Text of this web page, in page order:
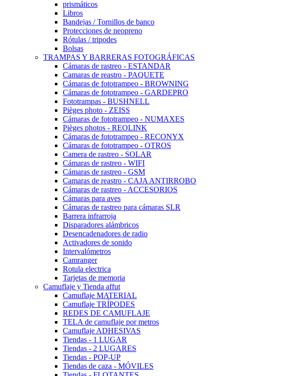
prismáticos
Libros
Bandejas / Tornillos de banco
Protecciones de neopreno
Rótulas / tripodes
Bolsas
TRAMPAS Y BARRERAS FOTOGRÁFICAS
Cámaras de rastreo - ESTANDAR
Camaras de reastro - PAQUETE
Cámaras de fototrampeo - BROWNING
Cámaras de fototrampeo - GARDEPRO
Fototrampas - BUSHNELL
Pièges photo - ZEISS
Cámaras de fototrampeo - NUMAXES
Pièges photos - REOLINK
Cámaras de fototrampeo - RECONYX
Cámaras de fototrampeo - OTROS
Camera de rastreo - SOLAR
Cámaras de rastreo - WIFI
Cámaras de rastreo - GSM
Camaras de reastro - CAJA ANTIRROBO
Cámaras de rastreo - ACCESORIOS
Cámaras para aves
Cámaras de rastreo para cámaras SLR
Barrera infrarroja
Disparadores alámbricos
Desencadenadores de radio
Activadores de sonido
Intervalómetros
Camranger
Rotula electrica
Tarjetas de memoria
Camuflaje y Tienda affut
Camuflaje MATERIAL
Camuflaje TRÍPODES
REDES DE CAMUFLAJE
TELA de camuflaje por metros
Camuflaje ADHESIVAS
Tiendas - 1 LUGAR
Tiendas - 2 LUGARES
Tiendas - POP-UP
Tiendas de caza - MÓVILES